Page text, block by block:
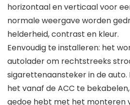
horizontaal en verticaal voor
normale weergave worden
helderheid, contrast en kleur.
Eenvoudig te installeren: het
autolader om rechtstreeks
sigarettenaansteker in de auto.
het vanaf de ACC te
gedoe hebt met het monteren